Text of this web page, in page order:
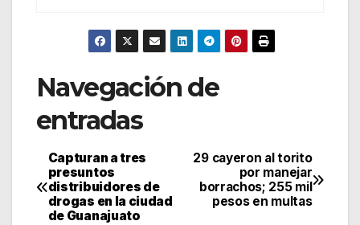
Navegación de
entradas
29 cayeron al torito
por manejar
borrachos; 255 mil
pesos en multas
Capturan a tres
presuntos
distribuidores de
drogas en la ciudad
de Guanajuato